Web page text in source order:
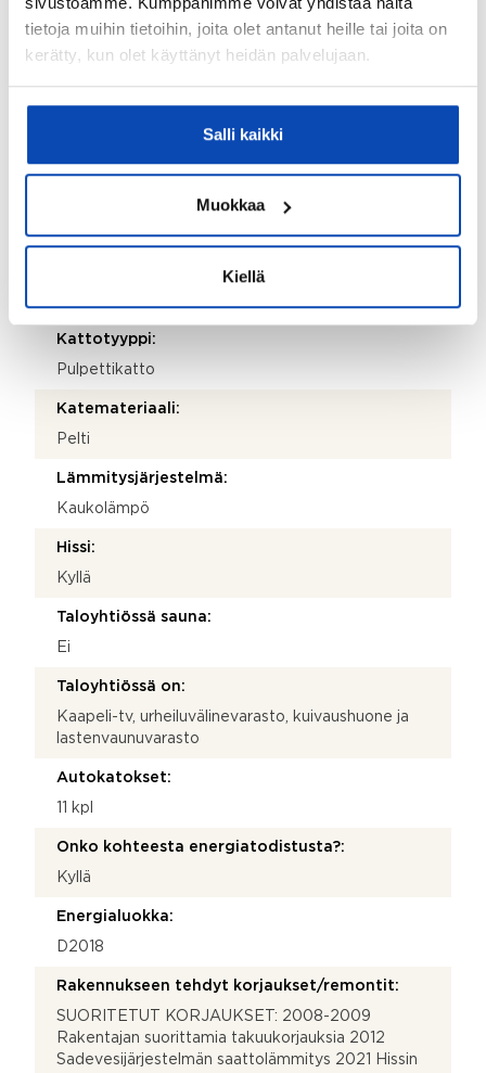
tietoja muihin tietoihin, joita olet antanut heille tai joita on
kerätty, kun olet käyttänyt heidän palvelujaan.
Salli kaikki
Muokkaa
Kiellä
Espoo
Isännöitsijäntodistuksen päivämäärä:
2008
Käyttöönottovuosi:
Rakennus- ja pintamateriaalit:
Kattotyyppi:
Pulpettikatto
Katemateriaali:
Pelti
Lämmitysjärjestelmä:
Kaukolämpö
Hissi:
Kyllä
Taloyhtiössä sauna:
Ei
Taloyhtiössä on:
Kaapeli-tv, urheiluvälinevarasto, kuivaushuone ja
lastenvaunuvarasto
Autokatokset:
11 kpl
Onko kohteesta energiatodistusta?:
Kyllä
Energialuokka:
D2018
Rakennukseen tehdyt korjaukset/remontit:
SUORITETUT KORJAUKSET: 2008-2009
Rakentajan suorittamia takuukorjauksia 2012
Sadevesijärjestelmän saattolämmitys 2021 Hissin